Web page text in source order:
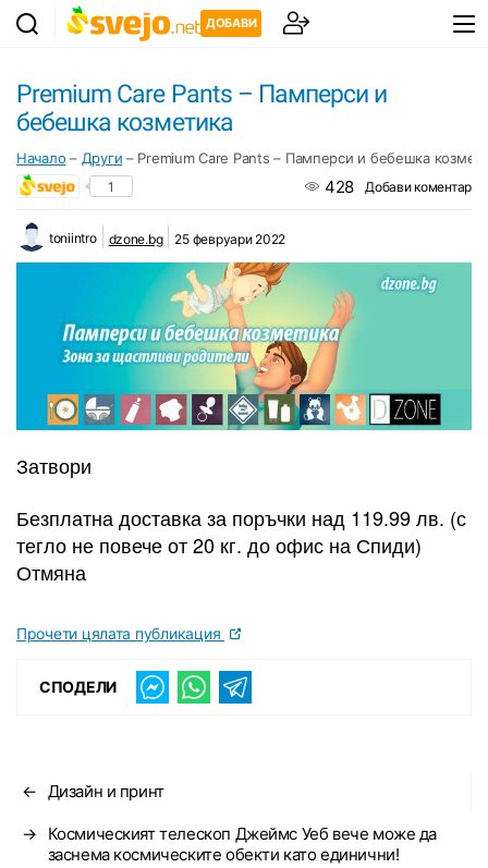
ДОБАВИ
Premium Care Pants – Памперси и
бебешка козметика
Начало – Други – Premium Care Pants – Памперси и бебешка
1 428 Добави коментар
toniintro dzone.bg 25 февруари 2022
Затвори
Безплатна доставка за поръчки над 119.99 лв. (с
тегло не повече от 20 кг. до офис на Спиди)
Отмяна
Прочети цялата публикация
СПОДЕЛИ
← Дизайн и принт
→
Космическият телескоп Джеймс Уеб вече може да
заснема космическите обекти като единични!